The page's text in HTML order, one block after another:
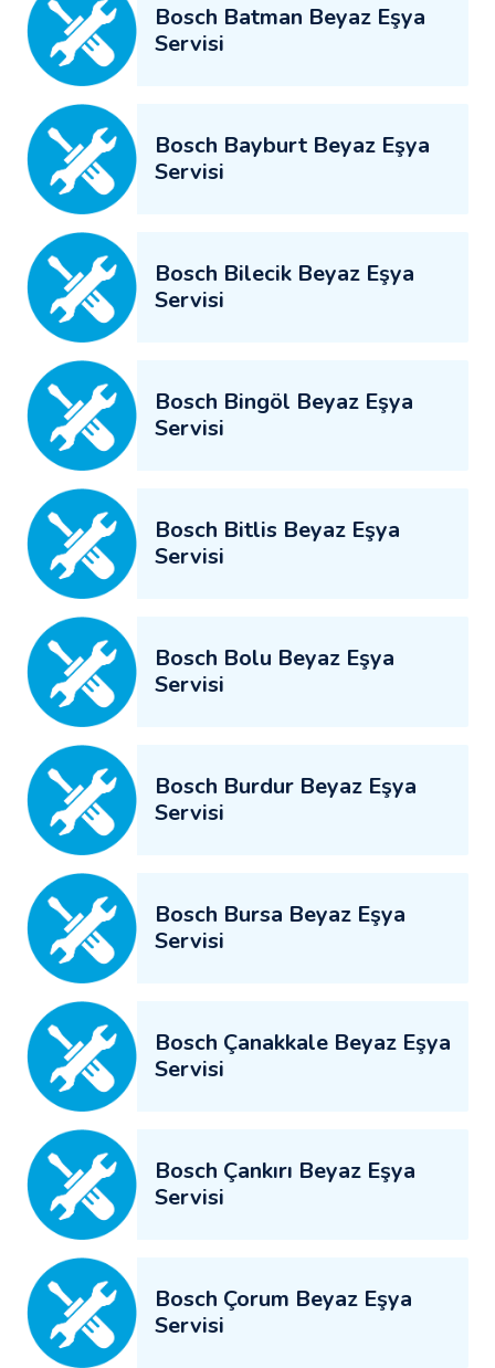
Bosch Batman Beyaz Eşya
Servisi
Bosch Bayburt Beyaz Eşya
Servisi
Bosch Bilecik Beyaz Eşya
Servisi
Bosch Bingöl Beyaz Eşya
Servisi
Bosch Bitlis Beyaz Eşya
Servisi
Bosch Bolu Beyaz Eşya
Servisi
Bosch Burdur Beyaz Eşya
Servisi
Bosch Bursa Beyaz Eşya
Servisi
Bosch Çanakkale Beyaz Eşya
Servisi
Bosch Çankırı Beyaz Eşya
Servisi
Bosch Çorum Beyaz Eşya
Servisi